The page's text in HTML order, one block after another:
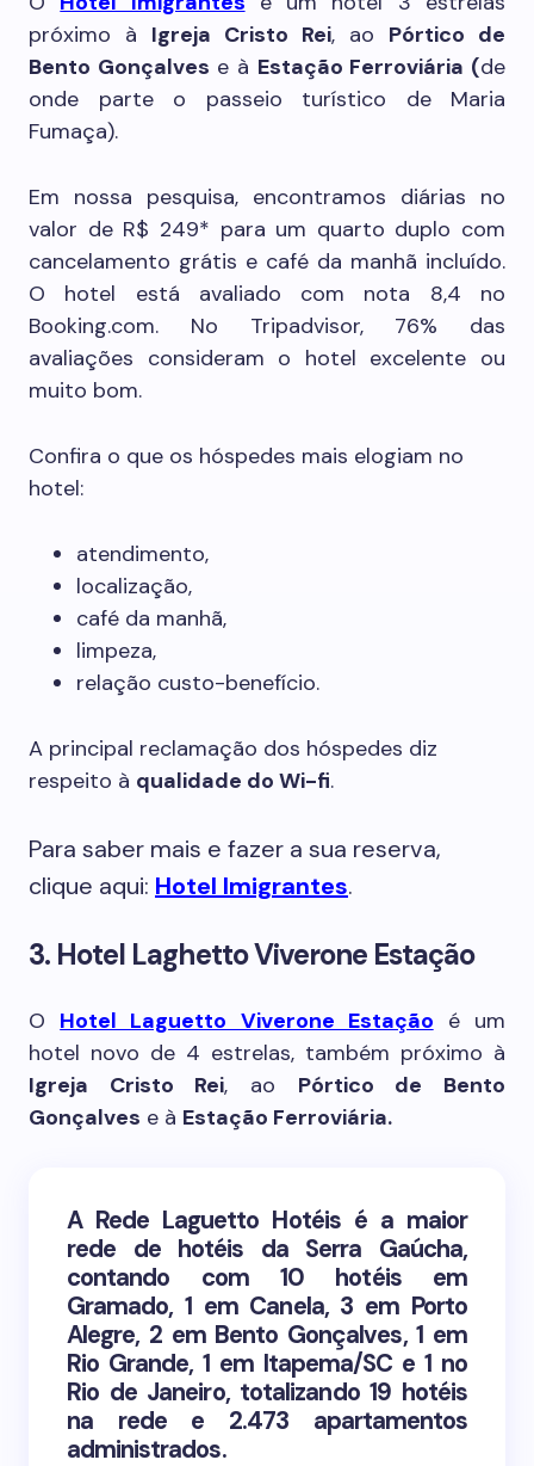
próximo à Igreja Cristo Rei, ao Pórtico de
Bento Gonçalves e à Estação Ferroviária (de
onde parte o passeio turístico de Maria
Fumaça).
Em nossa pesquisa, encontramos diárias no
valor de R$ 249* para um quarto duplo com
cancelamento grátis e café da manhã incluído.
O hotel está avaliado com nota 8,4 no
Booking.com. No Tripadvisor, 76% das
avaliações consideram o hotel excelente ou
muito bom.
Confira o que os hóspedes mais elogiam no
hotel:
atendimento,
localização,
café da manhã,
limpeza,
relação custo-benefício.
A principal reclamação dos hóspedes diz
respeito à qualidade do Wi-fi.
Para saber mais e fazer a sua reserva,
clique aqui: Hotel Imigrantes.
3. Hotel Laghetto Viverone Estação
O Hotel Laguetto Viverone Estação é um
hotel novo de 4 estrelas, também próximo à
Igreja Cristo Rei, ao Pórtico de Bento
Gonçalves e à Estação Ferroviária.
A Rede Laguetto Hotéis é a maior
rede de hotéis da Serra Gaúcha,
contando com 10 hotéis em
Gramado, 1 em Canela, 3 em Porto
Alegre, 2 em Bento Gonçalves, 1 em
Rio Grande, 1 em Itapema/SC e 1 no
Rio de Janeiro, totalizando 19 hotéis
na rede e 2.473 apartamentos
administrados.